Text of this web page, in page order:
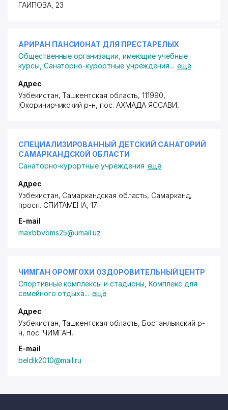
ГАИПОВА, 23
АРИРАН ПАНСИОНАТ ДЛЯ ПРЕСТАРЕЛЫХ
Общественные организации, имеющие учебные
курсы Санаторно-курортные учреждения... ещё
Адрес
Узбекистан, Ташкентская область, 111990,
Юкоричирчикский р-н, пос. АХМАДА ЯССАВИ,
СПЕЦИАЛИЗИРОВАННЫЙ ДЕТСКИЙ САНАТОРИЙ
САМАРКАНДСКОЙ ОБЛАСТИ
Санаторно-курортные учреждения ещё
Адрес
Узбекистан, Самаркандская область, Самарканд,
просп. СПИТАМЕНА, 17
E-mail
maxbbvbms25@umail.uz
ЧИМГАН ОРОМГОХИ ОЗДОРОВИТЕЛЬНЫЙ ЦЕНТР
Спортивные комплексы и стадионы ,Комплекс для
семейного отдыха... ещё
Адрес
Узбекистан, Ташкентская область, Бостанлыкский р-
н, пос. ЧИМГАН,
E-mail
beldik2010@mail.ru